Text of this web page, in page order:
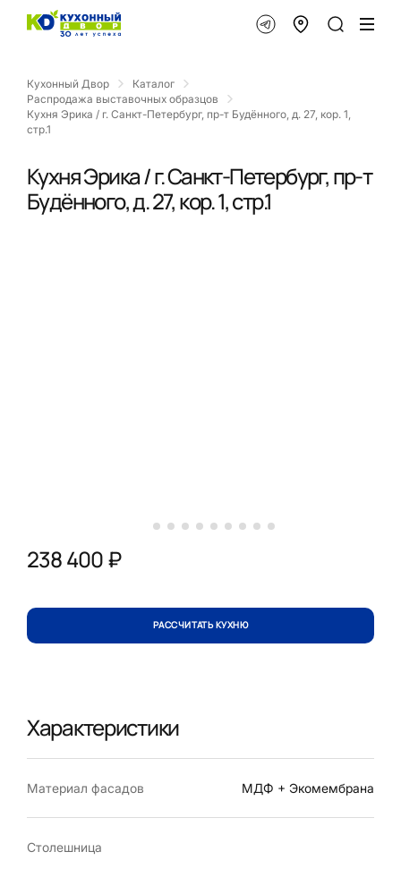
Кухонный Двор
Каталог
Распродажа выставочных образцов
Кухня Эрика / г. Санкт-Петербург, пр-т Будённого, д. 27, кор. 1,
стр.1
Кухня Эрика / г. Санкт-Петербург, пр-т
Будённого, д. 27, кор. 1, стр.1
238 400 ₽
РАССЧИТАТЬ КУХНЮ
Характеристики
Материал фасадов МДФ + Экомембрана
Столешница